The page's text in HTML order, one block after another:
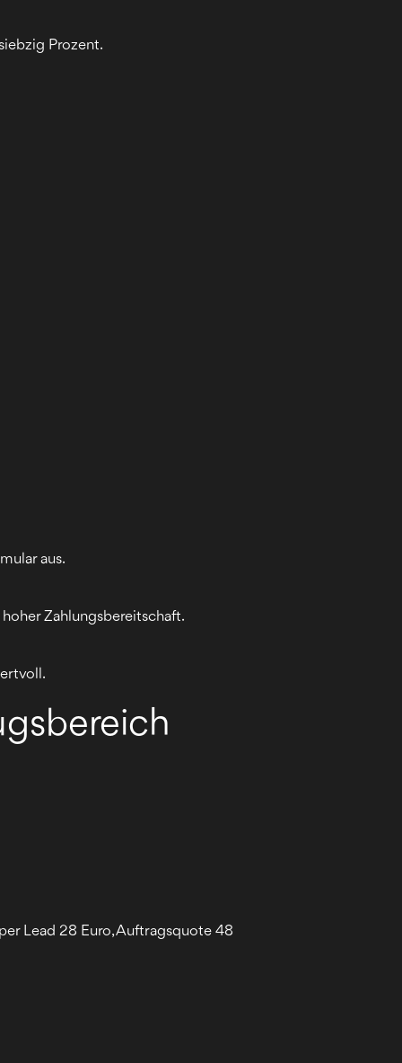
Prozent.
aus.
Zahlungsbereitschaft.
Lead 28 Euro, Auftragsquote 48